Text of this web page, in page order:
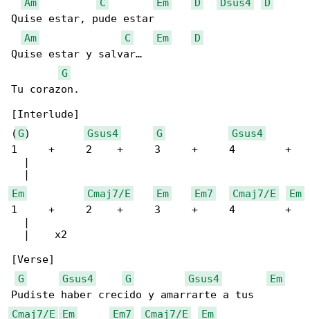
Am
C Em D Dsus4
D
Quise estar, pude estar
Am
C Em
D
Quise estar y salvar…
G
Tu corazon.
[Interlude]
(G) Gsus4 G
Gsus4
1     +     2    +     3     +     4        +
  |
Em
Cmaj7/E Em Em7 Cmaj7/E
Em
1     +     2    +     3     +     4        +
  |
  |    x2
[Verse]
G
Gsus4 G Gsus4
Em
Cmaj7/E
Em Em7 Cmaj7/E Em